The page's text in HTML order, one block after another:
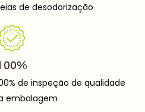
de desodorização
de inspeção de qualidade
embalagem